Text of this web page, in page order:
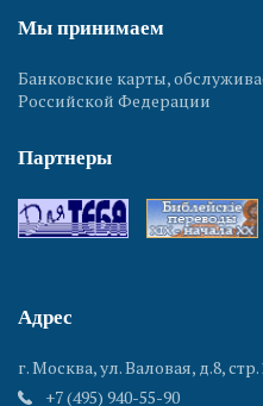
Мы принимаем
Банковские карты,
Российской Федерации
Партнеры
Адрес
г. Москва, ул. Валовая, д.8,
+7 (495) 940-55-90